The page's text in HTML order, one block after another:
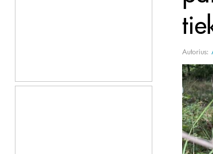
Autorius: